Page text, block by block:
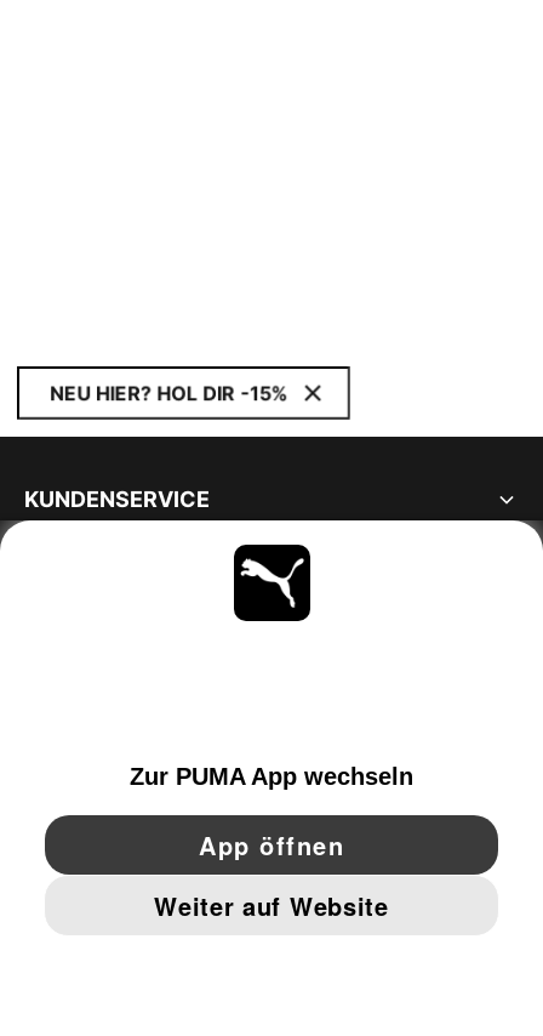
NEU HIER? HOL DIR -15%
KUNDENSERVICE
BLEIBE IMMER AUF DEM LAUFENDEN
YouTube Pinterest
IMPRESSUM UND RECHTLICHE HINWEISE